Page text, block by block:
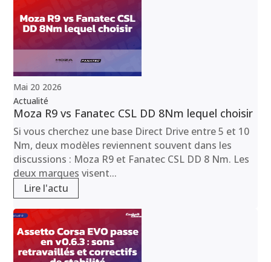
Mai 20 2026
Actualité
Moza R9 vs Fanatec CSL DD 8Nm lequel choisir
Si vous cherchez une base Direct Drive entre 5 et 10
Nm, deux modèles reviennent souvent dans les
discussions : Moza R9 et Fanatec CSL DD 8 Nm. Les
deux marques visent...
Lire l'actu